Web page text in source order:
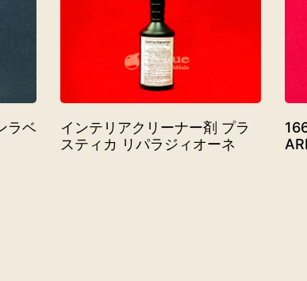
ラベ
インテリアクリーナー剤 プラ
スティカ リパラジィオーネ